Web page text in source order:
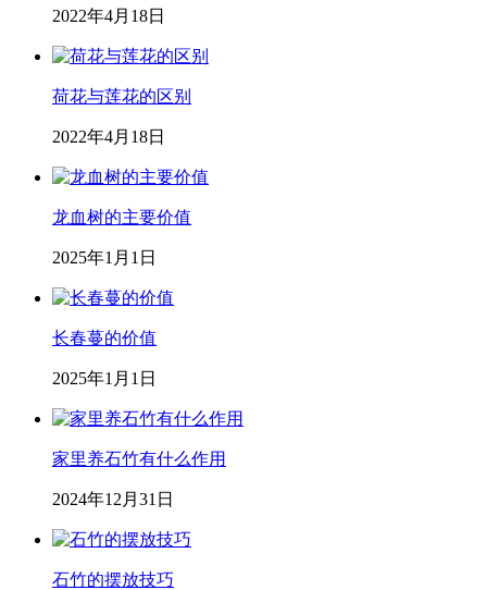
2022年4月18日
荷花与莲花的区别
2022年4月18日
龙血树的主要价值
2025年1月1日
长春蔓的价值
2025年1月1日
家里养石竹有什么作用
2024年12月31日
石竹的摆放技巧